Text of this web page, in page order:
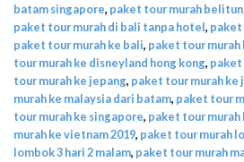
batam singapore, paket tour murah
paket tour murah di bali tanpa hotel, paket
paket tour murah ke bali, paket tour murah
tour murah ke disneyland hong kong, paket
tour murah ke jepang, paket tour murah ke
murah ke malaysia dari batam, paket tour
tour murah ke singapore, paket tour murah
murah ke vietnam 2019, paket tour murah
lombok 3 hari 2 malam, paket tour murah